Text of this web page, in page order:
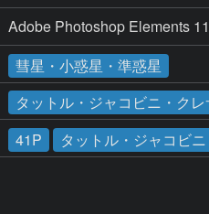
Adobe Photoshop Elements
彗星・小惑星・準惑星
タットル・ジャコビニ・クレ
41P タットル・ジャコビ